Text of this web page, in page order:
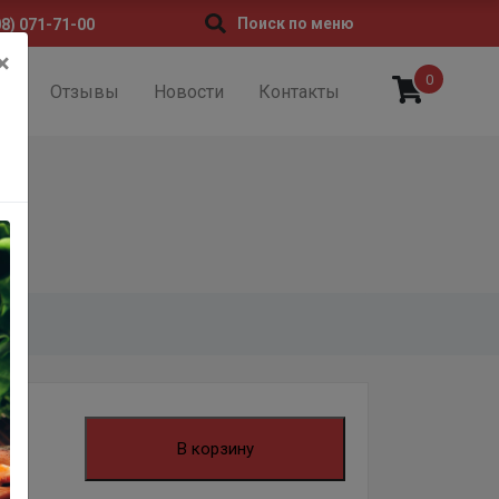
071-71-00 Поиск по меню
Отзывы Новости Контакты
0
В корзину